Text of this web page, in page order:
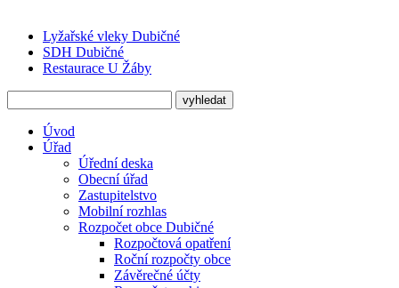
Lyžařské vleky Dubičné
SDH Dubičné
Restaurace U Žáby
Úvod
Úřad
Úřední deska
Obecní úřad
Zastupitelstvo
Mobilní rozhlas
Rozpočet obce Dubičné
Rozpočtová opatření
Roční rozpočty obce
Závěrečné účty